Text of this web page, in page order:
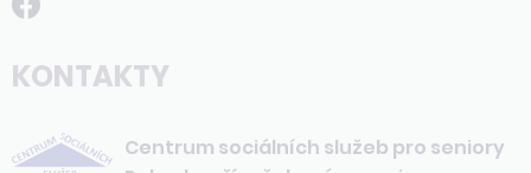
KONTAKTY
Centrum sociálních služeb pro seniory